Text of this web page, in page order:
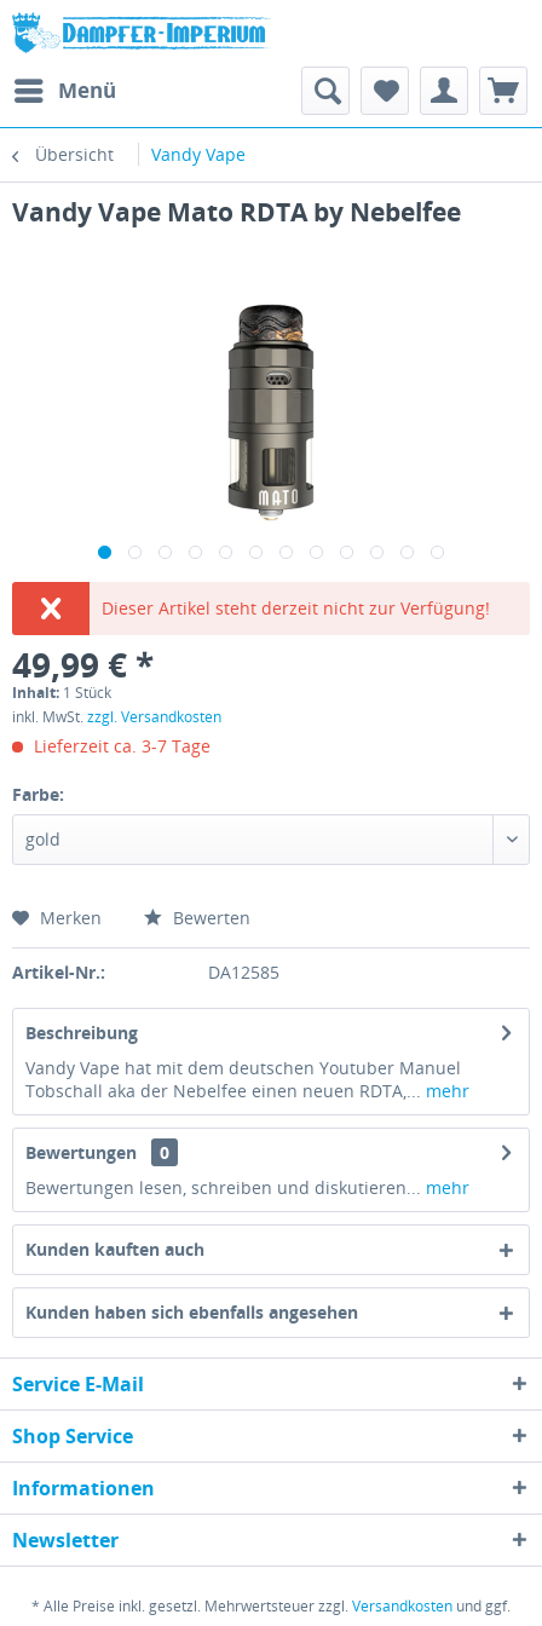
Menü
Übersicht Vandy Vape
Vandy Vape Mato RDTA by Nebelfee
Dieser Artikel steht derzeit nicht zur Verfügung!
49,99 € *
Inhalt: 1 Stück
inkl. MwSt.zzgl. Versandkosten
Lieferzeit ca. 3-7 Tage
Farbe:
Merken Bewerten
Artikel-Nr.: DA12585
Beschreibung
Vandy Vape hat mit dem deutschen Youtuber Manuel
Tobschall aka der Nebelfee einen neuen RDTA,... mehr
Bewertungen
0
Bewertungen lesen, schreiben und diskutieren... mehr
Kunden kauften auch
Kunden haben sich ebenfalls angesehen
Service E-Mail
Shop Service
Informationen
Newsletter
* Alle Preise inkl. gesetzl. Mehrwertsteuer zzgl.Versandkosten und ggf.